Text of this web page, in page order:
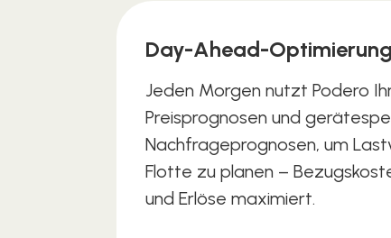
Day-Ahead-
Jeden Morgen nutzt Podero
Preisprognosen und
Nachfrageprognosen, um
Flotte zu planen –
und Erlöse maximiert.